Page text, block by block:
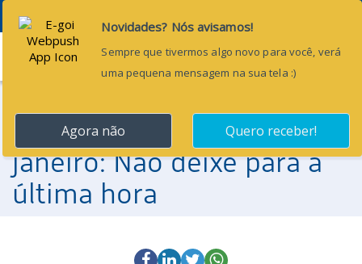
Menu
Obrigações Contábeis de
janeiro: Não deixe para a
última hora